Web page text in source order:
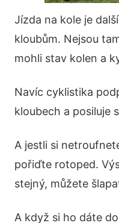
Jízda na kole je
kloubům. Nejsou
mohli stav kolen a
Navíc cyklistika
kloubech a posiluje
A jestli si
pořiďte rotoped.
stejný, můžete
A když si ho dáte